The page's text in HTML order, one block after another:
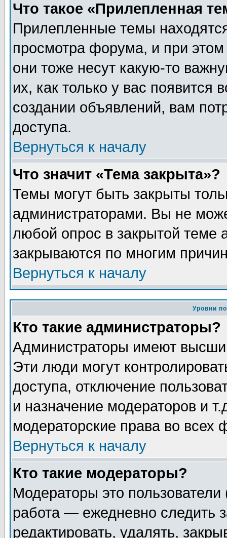
Что такое «Прилепленная
Прилепленные темы
просмотра форума, и при
они тоже несут какую-то
их, как только у вас появится
создании объявлений, вам
доступа.
Вернуться к началу
Что значит «Тема закрыта»?
Темы могут быть закрыты
администраторами. Вы не
любой опрос в закрытой теме
закрываются по многим
Вернуться к началу
Уровни
Кто такие администраторы?
Администраторы имеют
Эти люди могут
доступа, отключение
и назначение модераторов и
модераторские права во всех
Вернуться к началу
Кто такие модераторы?
Модераторы это
работа — ежедневно следить
редактировать, удалять,